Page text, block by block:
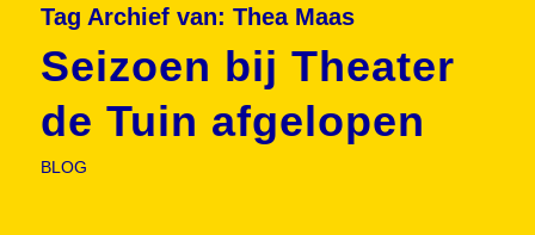
Tag Archief van: Thea Maas
Seizoen bij Theater
de Tuin afgelopen
BLOG